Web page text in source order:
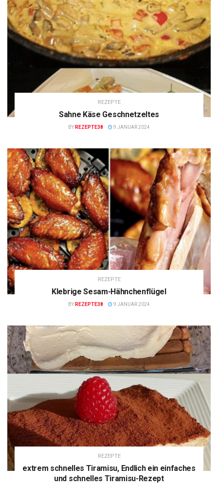
REZEPTE
Sahne Käse Geschnetzeltes
BY REZEPTE38 9 JANUAR 2024
REZEPTE
Klebrige Sesam-Hähnchenflügel
BY REZEPTE38 9 JANUAR 2024
REZEPTE
extrem schnelles Tiramisu, Endlich ein einfaches
und schnelles Tiramisu-Rezept